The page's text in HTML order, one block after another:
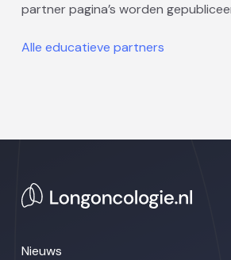
partner pagina’s worden
Alle educatieve partners
Nieuws